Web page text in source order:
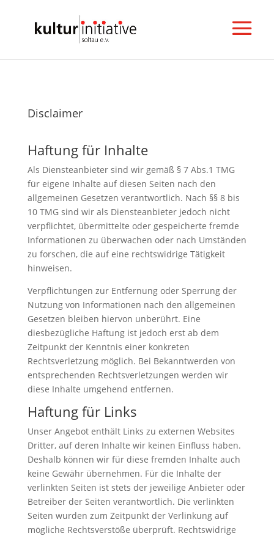
Disclaimer
Haftung für Inhalte
Als Diensteanbieter sind wir gemäß § 7 Abs.1 TMG
für eigene Inhalte auf diesen Seiten nach den
allgemeinen Gesetzen verantwortlich. Nach §§ 8 bis
10 TMG sind wir als Diensteanbieter jedoch nicht
verpflichtet, übermittelte oder gespeicherte fremde
Informationen zu überwachen oder nach Umständen
zu forschen, die auf eine rechtswidrige Tätigkeit
hinweisen.
Verpflichtungen zur Entfernung oder Sperrung der
Nutzung von Informationen nach den allgemeinen
Gesetzen bleiben hiervon unberührt. Eine
diesbezügliche Haftung ist jedoch erst ab dem
Zeitpunkt der Kenntnis einer konkreten
Rechtsverletzung möglich. Bei Bekanntwerden von
entsprechenden Rechtsverletzungen werden wir
diese Inhalte umgehend entfernen.
Haftung für Links
Unser Angebot enthält Links zu externen Websites
Dritter, auf deren Inhalte wir keinen Einfluss haben.
Deshalb können wir für diese fremden Inhalte auch
keine Gewähr übernehmen. Für die Inhalte der
verlinkten Seiten ist stets der jeweilige Anbieter oder
Betreiber der Seiten verantwortlich. Die verlinkten
Seiten wurden zum Zeitpunkt der Verlinkung auf
mögliche Rechtsverstöße überprüft. Rechtswidrige